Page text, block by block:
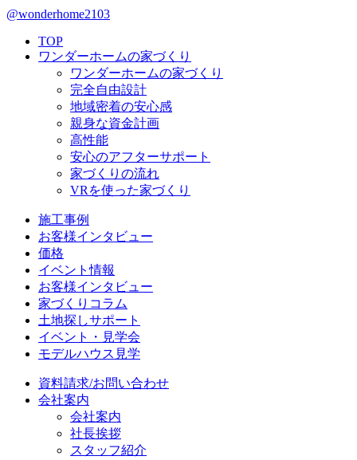
@wonderhome2103
TOP
ワンダーホームの家づくり
ワンダーホームの家づくり
完全自由設計
地域密着の安心感
親身な資金計画
高性能
安心のアフターサポート
家づくりの流れ
VRを使った家づくり
施工事例
お客様インタビュー
価格
イベント情報
お客様インタビュー
家づくりコラム
土地探しサポート
イベント・見学会
モデルハウス見学
資料請求/お問い合わせ
会社案内
会社案内
社長挨拶
スタッフ紹介